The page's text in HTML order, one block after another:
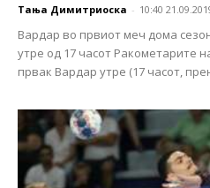
Тања Димитриоска - 10:40
Вардар во првиот меч дома
утре од 17 часот Ракометарите
првак Вардар утре (17 часот,